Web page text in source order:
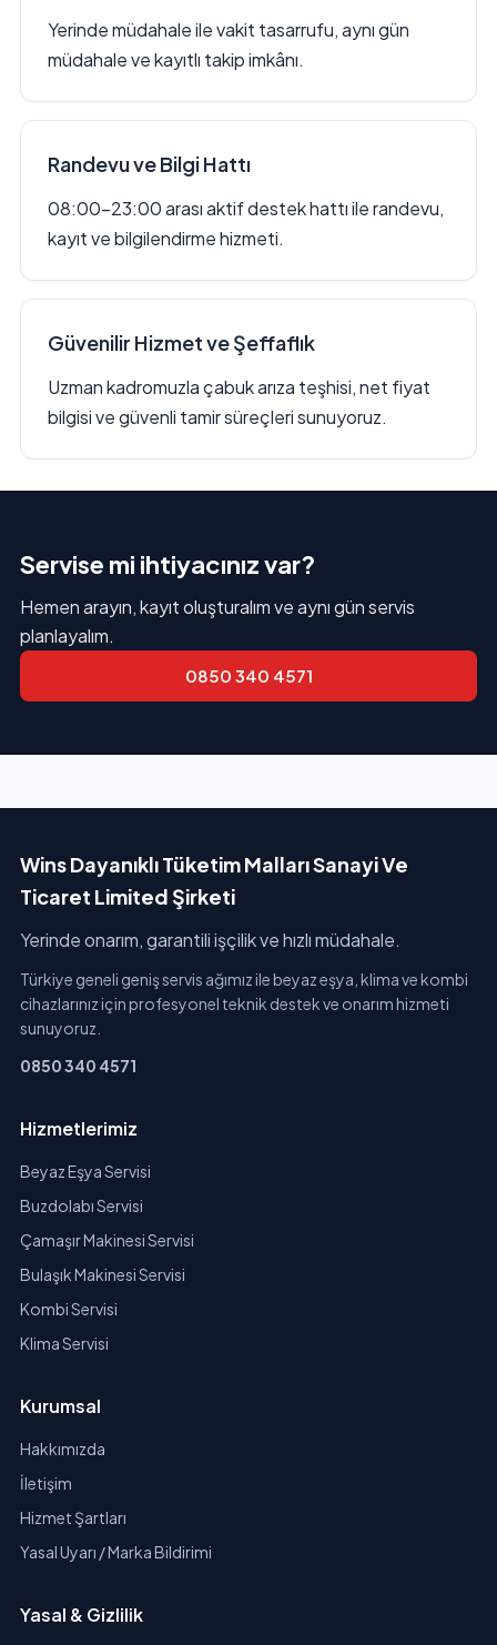
Yerinde müdahale ile vakit tasarrufu, aynı gün
müdahale ve kayıtlı takip imkânı.
Randevu ve Bilgi Hattı
08:00–23:00 arası aktif destek hattı ile randevu,
kayıt ve bilgilendirme hizmeti.
Güvenilir Hizmet ve Şeffaflık
Uzman kadromuzla çabuk arıza teşhisi, net fiyat
bilgisi ve güvenli tamir süreçleri sunuyoruz.
Servise mi ihtiyacınız var?
Hemen arayın, kayıt oluşturalım ve aynı gün servis
planlayalım.
0850 340 4571
Wins Dayanıklı Tüketim Malları Sanayi Ve
Ticaret Limited Şirketi
Yerinde onarım, garantili işçilik ve hızlı müdahale.
Türkiye geneli geniş servis ağımız ile beyaz eşya, klima ve kombi
cihazlarınız için profesyonel teknik destek ve onarım hizmeti
sunuyoruz.
0850 340 4571
Hizmetlerimiz
Beyaz Eşya Servisi
Buzdolabı Servisi
Çamaşır Makinesi Servisi
Bulaşık Makinesi Servisi
Kombi Servisi
Klima Servisi
Kurumsal
Hakkımızda
İletişim
Hizmet Şartları
Yasal Uyarı / Marka Bildirimi
Yasal & Gizlilik